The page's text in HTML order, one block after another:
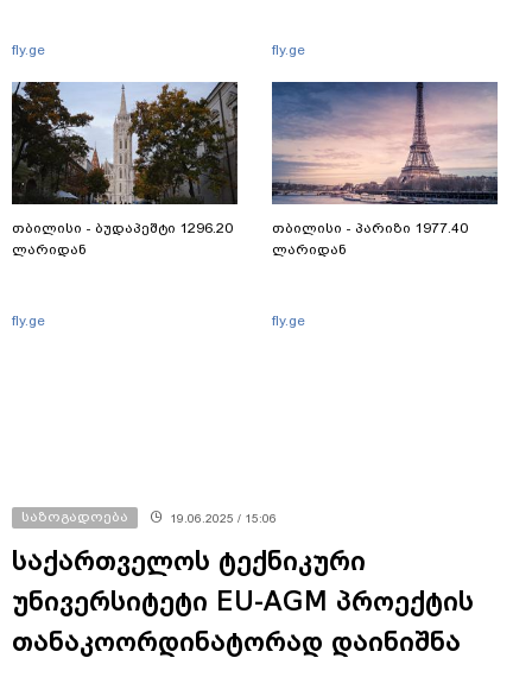
fly.ge
თბილისი - ბუდაპეშტი 1296.20
ლარიდან
fly.ge
fly.ge
თბილისი - პარიზი 1977.40
ლარიდან
fly.ge
საზოგადოება 19.06.2025 / 15:06
საქართველოს ტექნიკური
უნივერსიტეტი EU-AGM პროექტის
თანაკოორდინატორად დაინიშნა